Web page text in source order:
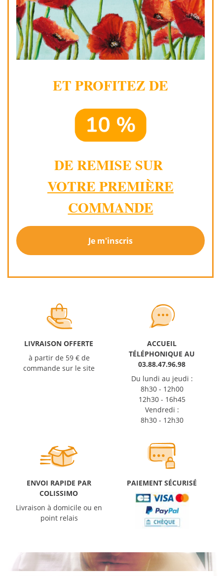
ET PROFITEZ DE
DE REMISE SUR
VOTRE PREMIÈRE
COMMANDE
Je m'inscris
LIVRAISON OFFERTE
à partir de 59 € de
commande sur le site
ACCUEIL
TÉLÉPHONIQUE AU
03.88.47.96.98
Du lundi au jeudi :
8h30 - 12h00
12h30 - 16h45
Vendredi :
8h30 - 12h30
ENVOI RAPIDE PAR
COLISSIMO
Livraison à domicile ou en
point relais
PAIEMENT SÉCURISÉ